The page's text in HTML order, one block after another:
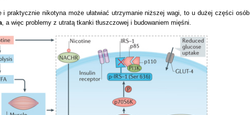
praktycznie nikotyna może ułatwiać utrzymanieniższej wagi, to u dużej części osób
, a więc problemy z utratą tkanki tłuszczowej i budowaniem mięśni.